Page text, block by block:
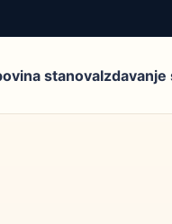
stanovaIzdavanje